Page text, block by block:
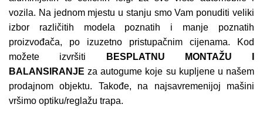
vozila. Na jednom mjestu u stanju smo Vam ponuditi veliki
izbor različitih modela poznatih i manje poznatih
proizvođača, po izuzetno pristupačnim cijenama. Kod
možete izvršiti
BESPLATNU MONTAŽU I
BALANSIRANJE za autogume koje su kupljene u našem
prodajnom objektu. Takođe, na najsavremenijoj mašini
vršimo optiku/reglažu trapa.